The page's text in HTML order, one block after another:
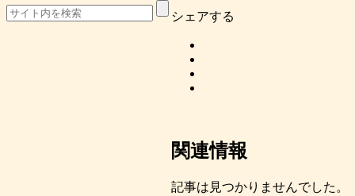
シェアする
関連情報
記事は見つかりませんでした。